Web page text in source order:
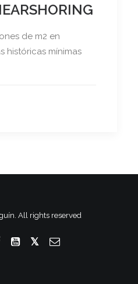
de m2 en
históricas mínimas
All rights reserved